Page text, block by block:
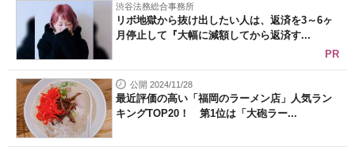
渋谷法務総合事務所
リボ地獄から抜け出したい人は、返済を3～6ヶ
月停止して『大幅に減額してから返済す...
PR
公開 2024/11/28
最近評価の高い「福岡のラーメン店」人気ラン
キングTOP20！ 第1位は「大砲ラー...